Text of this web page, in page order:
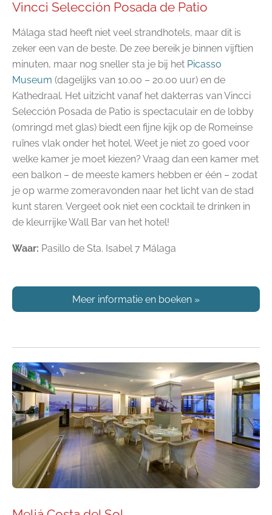
Vincci Selección Posada de Patio
Málaga stad heeft niet veel strandhotels, maar dit is
zeker een van de beste. De zee bereik je binnen vijftien
minuten, maar nog sneller sta je bij het Picasso
Museum (dagelijks van 10.00 – 20.00 uur) en de
Kathedraal. Het uitzicht vanaf het dakterras van Vincci
Selección Posada de Patio is spectaculair en de lobby
(omringd met glas) biedt een fijne kijk op de Romeinse
ruïnes vlak onder het hotel. Weet je niet zo goed voor
welke kamer je moet kiezen? Vraag dan een kamer met
een balkon – de meeste kamers hebben er één – zodat
je op warme zomeravonden naar het licht van de stad
kunt staren. Vergeet ook niet een cocktail te drinken in
de kleurrijke Wall Bar van het hotel!
Waar: Pasillo de Sta. Isabel 7 Málaga
Meer informatie en boeken »